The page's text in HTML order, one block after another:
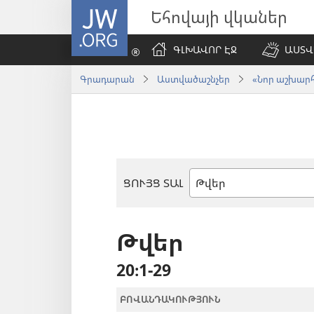
JW.ORG Եհովայի վկաներ
ԳԼԽԱՎՈՐ ԷՋ
Գրադարան Աստվածաշնչեր «Նոր
ՑՈՒՅՑ ՏԱԼ
Աստվածաշնչյան
Թվեր
20։1-29
ԲՈՎԱՆԴԱԿՈՒԹՅՈՒՆ